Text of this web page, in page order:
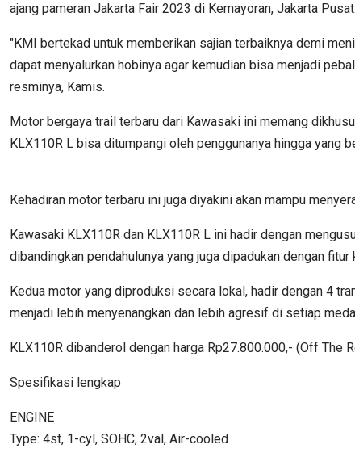
ajang pameran Jakarta Fair 2023 di Kemayoran, Jakarta Pusat.
"KMI bertekad untuk memberikan sajian terbaiknya demi
dapat menyalurkan hobinya agar kemudian bisa menjadi
resminya, Kamis.
Motor bergaya trail terbaru dari Kawasaki ini memang
KLX110R L bisa ditumpangi oleh penggunanya hingga yang
Kehadiran motor terbaru ini juga diyakini akan mampu
Kawasaki KLX110R dan KLX110R L ini hadir dengan
dibandingkan pendahulunya yang juga dipadukan dengan fitur
Kedua motor yang diproduksi secara lokal, hadir dengan 4
menjadi lebih menyenangkan dan lebih agresif di setiap
KLX110R dibanderol dengan harga Rp27.800.000,- (Off The
Spesifikasi lengkap
ENGINE
Type: 4st, 1-cyl, SOHC, 2val, Air-cooled